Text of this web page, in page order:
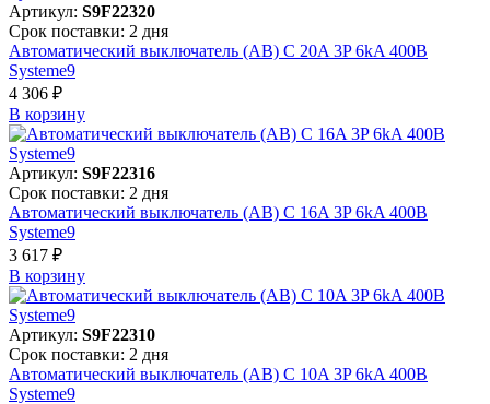
Артикул: S9F22320
Срок поставки: 2 дня
Автоматический выключатель (АВ) C 20A 3P 6kA 400В
Systeme9
4 306 ₽
В корзинy
Артикул: S9F22316
Срок поставки: 2 дня
Автоматический выключатель (АВ) C 16A 3P 6kA 400В
Systeme9
3 617 ₽
В корзинy
Артикул: S9F22310
Срок поставки: 2 дня
Автоматический выключатель (АВ) C 10A 3P 6kA 400В
Systeme9